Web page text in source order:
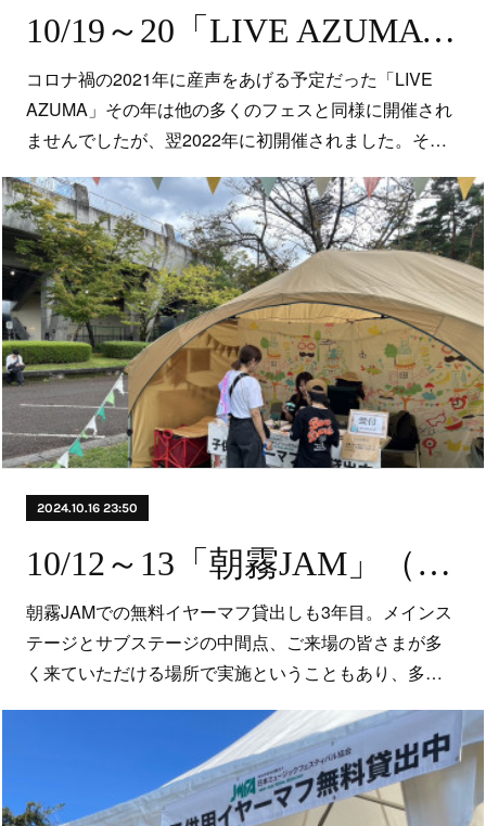
10/19～20「LIVE AZUMA 2024」（ 福島県福島市 あづま総合運動公園）にてイヤーマフの無料貸出しを行いました！
コロナ禍の2021年に産声をあげる予定だった「LIVE
AZUMA」その年は他の多くのフェスと同様に開催され
ませんでしたが、翌2022年に初開催されました。そ…
2024.10.16 23:50
10/12～13「朝霧JAM」（静岡県富士宮市 朝霧アリーナ）にてイヤーマフの無料貸出しを行いました！
朝霧JAMでの無料イヤーマフ貸出しも3年目。メインス
テージとサブステージの中間点、ご来場の皆さまが多
く来ていただける場所で実施ということもあり、多…